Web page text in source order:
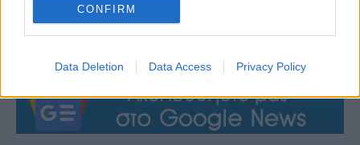
CONFIRM
Data Deletion Data Access Privacy Policy
του δικτύου ύδρευσης.